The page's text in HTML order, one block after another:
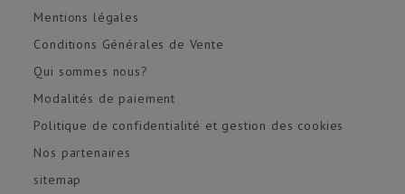
Mentions légales
Conditions Générales de Vente
Qui sommes nous?
Modalités de paiement
Politique de confidentialité et gestion des cookies
Nos partenaires
sitemap